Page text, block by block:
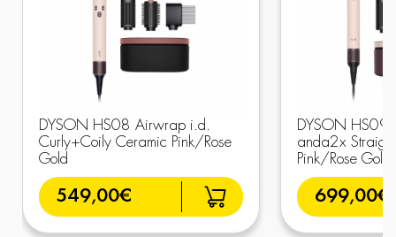
DYSON HS08 Airwrap i.d.
Curly+Coily Ceramic Pink/Rose
Gold
549,00€
DYSON HS09
anda2x
Pink/Rose Gold
699,00€